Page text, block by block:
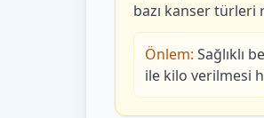
bazı kanser türleri
Önlem: Sağlıklı
ile kilo verilmesi